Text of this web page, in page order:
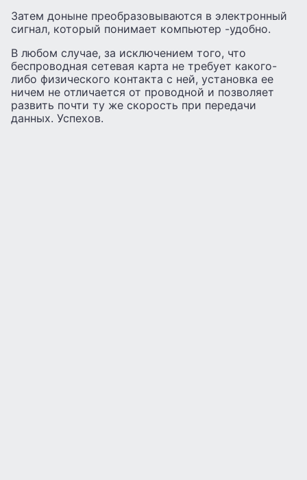
Затем доныне преобразовываются в электронный
сигнал, который понимает компьютер -удобно.
В любом случае, за исключением того, что
беспроводная сетевая карта не требует какого-
либо физического контакта с ней, установка ее
ничем не отличается от проводной и позволяет
развить почти ту же скорость при передачи
данных. Успехов.